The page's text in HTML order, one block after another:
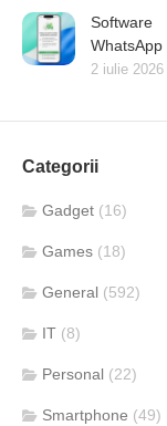
Software
2 iulie 2026
Categorii
Gadget (16)
Games (18)
General (592)
IT (8)
Personal (22)
Smartphone (49)